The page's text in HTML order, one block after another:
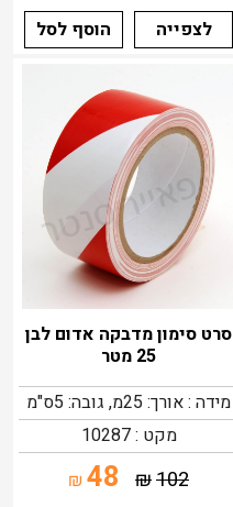
לצפייה
הוסף לסל
סרט סימון מדבקה אדום לבן
25 מטר
מידה : אורך: 25מ, גובה: 5ס"מ
מקט : 10287
102
₪
48
₪